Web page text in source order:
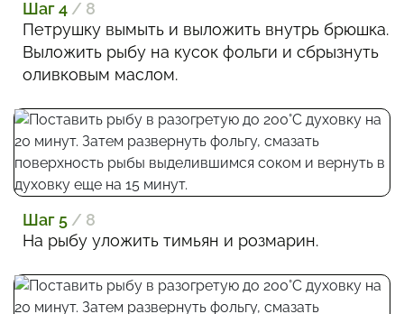
Шаг 4 / 8
Петрушку вымыть и выложить внутрь брюшка.
Выложить рыбу на кусок фольги и сбрызнуть
оливковым маслом.
Шаг 5 / 8
На рыбу уложить тимьян и розмарин.